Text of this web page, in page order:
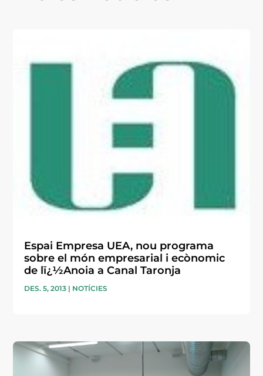
Espai Empresa UEA, nou programa
sobre el món empresarial i ecònomic
de lï¿½Anoia a Canal Taronja
DES. 5, 2013 | NOTÍCIES